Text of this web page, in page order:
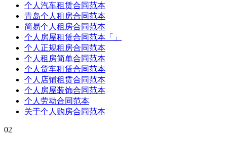
个人汽车租赁合同范本
青岛个人租房合同范本
简易个人租房合同范本
个人房屋租赁合同范本「」
个人正规租房合同范本
个人租房简单合同范本
个人货车租赁合同范本
个人店铺租赁合同范本
个人房屋装饰合同范本
个人劳动合同范本
关于个人购房合同范本
02